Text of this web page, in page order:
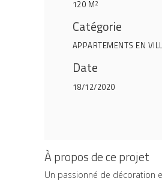
120 M2
Catégorie
APPARTEMENTS EN
Date
18/12/2020
À propos de ce projet
Un passionné de décoration